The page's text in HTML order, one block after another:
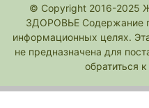
© Copyright 2016-2025
ЗДОРОВЬЕ Содержание
информационных целях.
не предназначена для
обратиться